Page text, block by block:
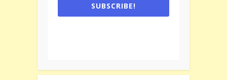
SUBSCRIBE!